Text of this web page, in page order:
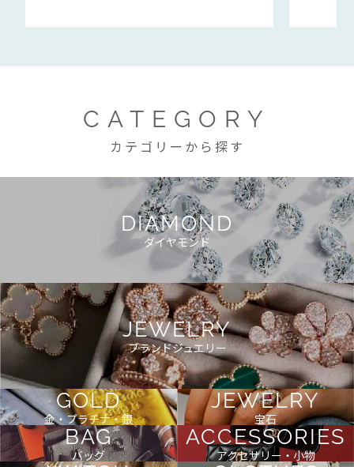
CATEGORY
カテゴリーから探す
DIAMOND
ダイヤモンド
JEWELRY
ブランドジュエリー
GOLD
金・プラチナ・銀
JEWELRY
宝石
BAG
バッグ
ACCESSORIES
アクセサリー・小物